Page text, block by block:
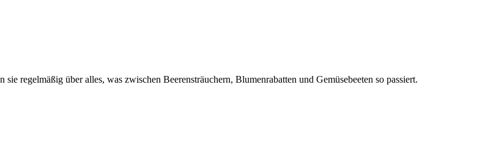
regelmäßig über alles, was zwischen Beerensträuchern, Blumenrabatten und Gemüsebeeten so passiert.